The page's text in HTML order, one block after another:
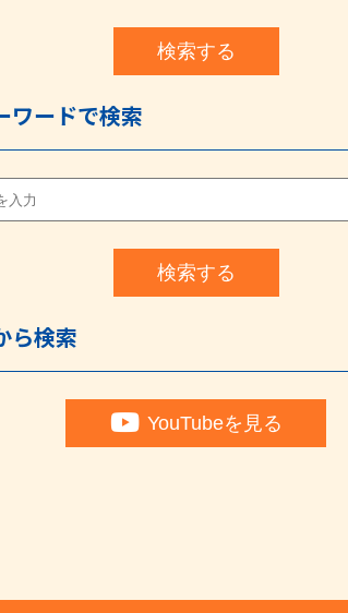
検索する
ワードで検索
検索する
ら検索
YouTubeを見る